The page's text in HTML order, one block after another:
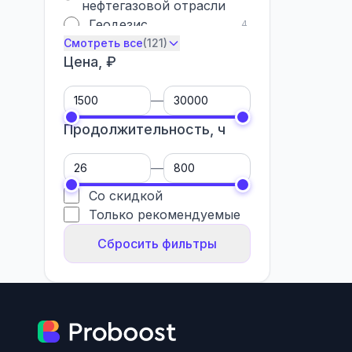
нефтегазовой отрасли
Геодезис 4
Смотреть все(121)
Цена, ₽
—
Продолжительность, ч
—
Со скидкой
Только рекомендуемые
Сбросить фильтры